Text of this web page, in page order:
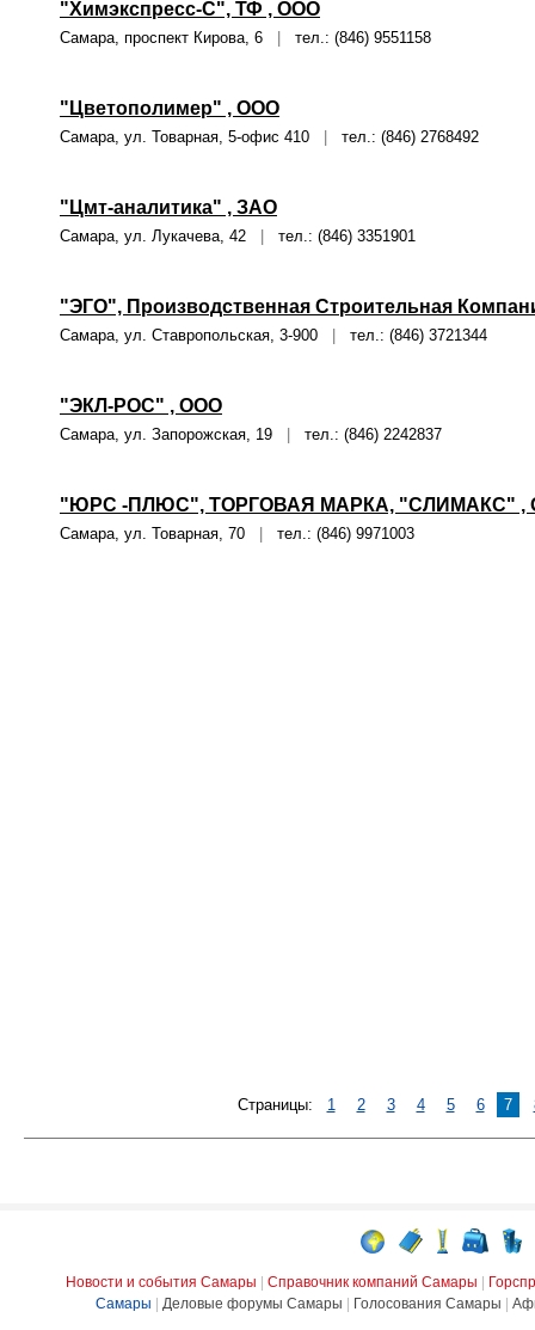
"Химэкспресс-С", ТФ , ООО
Самара, проспект Кирова, 6 тел.: (846) 9551158
"Цветополимер" , ООО
Самара, ул. Товарная, 5-офис 410 тел.: (846) 2768492
"Цмт-аналитика" , ЗАО
Самара, ул. Лукачева, 42 тел.: (846) 3351901
"ЭГО", Производственная Строительная
Самара, ул. Ставропольская, 3-900 тел.: (846) 3721344
"ЭКЛ-РОС" , ООО
Самара, ул. Запорожская, 19 тел.: (846) 2242837
"ЮРС -ПЛЮС", ТОРГОВАЯ МАРКА, "СЛИМАКС" ,
Самара, ул. Товарная, 70 тел.: (846) 9971003
Страницы: 1 2 3 4 5 6 7
Новости и события Самары Справочник компаний Самары
Самары
Деловые форумы Самары Голосования Самары